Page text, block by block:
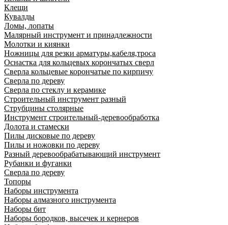
Клещи
Кувалды
Ломы, лопаты
Малярный инструмент и принадлежности
Молотки и киянки
Ножницы для резки арматуры,кабеля,троса
Оснастка для кольцевых корончатых сверл
Сверла кольцевые корончатые по кирпичу
Сверла по дереву
Сверла по стеклу и керамике
Строительный инструмент разный
Струбцины столярные
Инструмент строительный-деревообработка
Долота и стамески
Пилы дисковые по дереву
Пилы и ножовки по дереву
Разный деревообрабатывающий инструмент
Рубанки и фуганки
Сверла по дереву
Топоры
Наборы инструмента
Наборы алмазного инструмента
Наборы бит
Наборы бородков, высечек и кернеров